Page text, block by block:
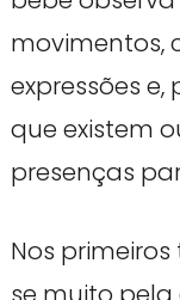
movimentos,
expressões
que existem
presenças
Nos